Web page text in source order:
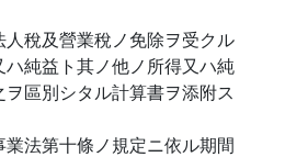
稅及營業稅ノ免除ヲ受クル
純益ト其ノ他ノ所得又ハ純
區別シタル計算書ヲ添附ス
業法第十條ノ規定ニ依ル期間